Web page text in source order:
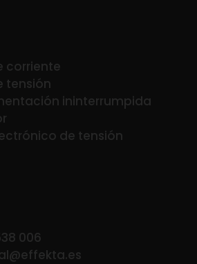
corriente
tensión
ininterrumpida
de tensión
006